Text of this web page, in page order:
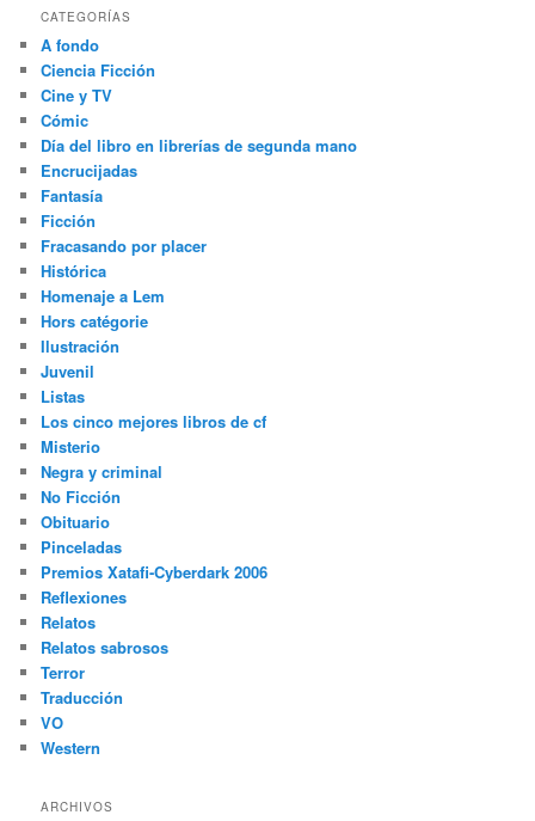
CATEGORÍAS
A fondo
Ciencia Ficción
Cine y TV
Cómic
Día del libro en librerías de segunda mano
Encrucijadas
Fantasía
Ficción
Fracasando por placer
Histórica
Homenaje a Lem
Hors catégorie
Ilustración
Juvenil
Listas
Los cinco mejores libros de cf
Misterio
Negra y criminal
No Ficción
Obituario
Pinceladas
Premios Xatafi-Cyberdark 2006
Reflexiones
Relatos
Relatos sabrosos
Terror
Traducción
VO
Western
ARCHIVOS